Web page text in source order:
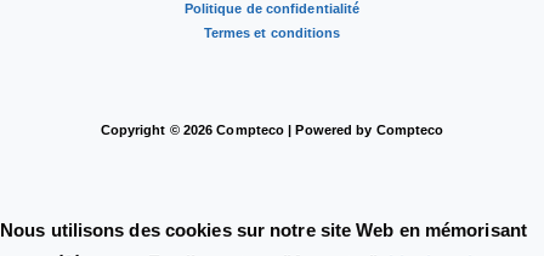
Politique de confidentialité
Termes et conditions
Copyright © 2026 Compteco | Powered by Compteco
Nous utilisons des cookies sur notre site Web en mémorisant